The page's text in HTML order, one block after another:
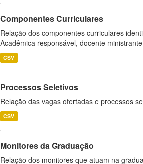
Componentes Curriculares
Relação dos componentes curriculares
Acadêmica responsável, docente
CSV
Processos Seletivos
Relação das vagas ofertadas e processos
CSV
Monitores da Graduação
Relação dos monitores que atuam na